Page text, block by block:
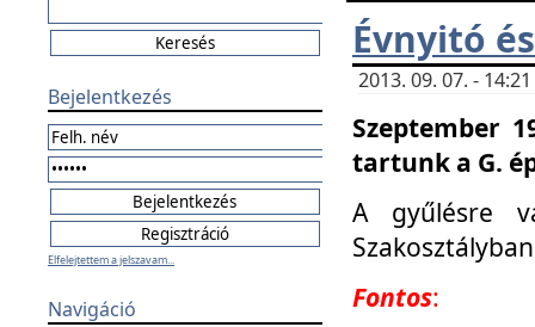
Bejelentkezés
Elfelejtettem a jelszavam...
Navigáció
Évnyitó
2013. 09. 07. -
Szeptember
tartunk a G.
A gyűlésre
Fontos: